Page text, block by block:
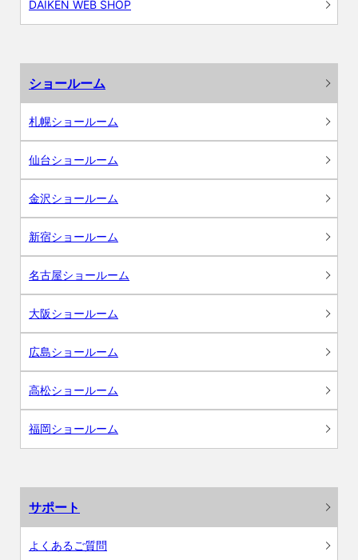
DAIKEN WEB SHOP
ショールーム
札幌ショールーム
仙台ショールーム
金沢ショールーム
新宿ショールーム
名古屋ショールーム
大阪ショールーム
広島ショールーム
高松ショールーム
福岡ショールーム
サポート
よくあるご質問